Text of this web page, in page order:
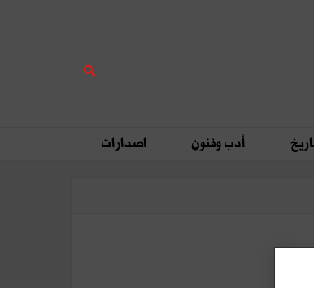
أدب وفنون اصدارات